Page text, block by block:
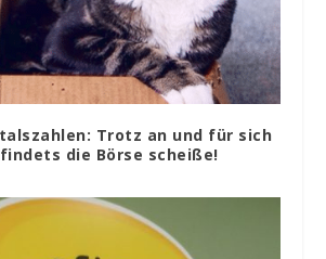
Trotz an und für sich
die Börse scheiße!